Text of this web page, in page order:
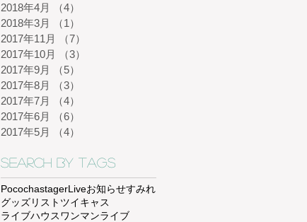
2018年4月
（4）
2018年3月
（1）
2017年11月
（7）
2017年10月
（3）
2017年9月
（5）
2017年8月
（3）
2017年7月
（4）
2017年6月
（6）
2017年5月
（4）
Search By Tags
PocochastagerLiveお知らせすみれ
グッズリスト ツイキャス
ライブハウスワンマンライブ